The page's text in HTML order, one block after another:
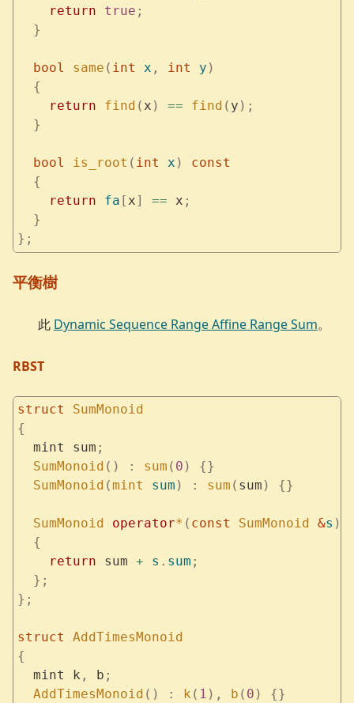
    return
true ;
  }
  bool
same ( int x , int y )
  {
    return
find ( x ) == find ( y );
  }
  bool
is_root ( int x )
const
  {
    return
fa [ x] == x ;
  }
};
平衡樹
此 Dynamic Sequence Range Affine Range Sum。
RBST
struct SumMonoid
{
  mint sum
;
  SumMonoid
() : sum ( 0 )
{}
  SumMonoid
(mint sum ) : sum ( sum ) {}
  SumMonoid
operator* ( const SumMonoid &s )
  {
    return
sum + s . sum ;
  };
};
struct AddTimesMonoid
{
  mint k
, b ;
  AddTimesMonoid
() : k ( 1 ), b ( 0 )
{}